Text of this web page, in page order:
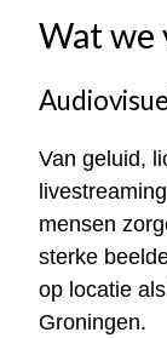
Wat we
Van geluid,
mensen
sterke
op locatie
Groningen.